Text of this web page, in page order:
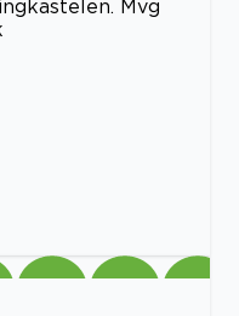
Mvg